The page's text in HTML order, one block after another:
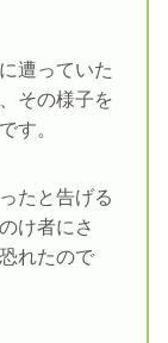
遭っていた
その様子を
す。
たと告げる
け者にさ
れたので